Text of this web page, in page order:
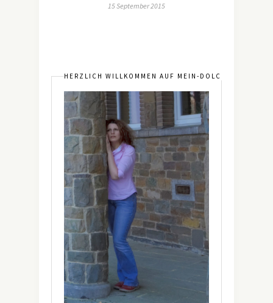
15 September 2015
HERZLICH WILLKOMMEN AUF MEIN-DOLCEVITA.DE